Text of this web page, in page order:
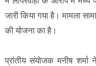
जारी किया गया है। मामला
की योजना का है।
प्रांतीय संयोजक मनीष शर्मा